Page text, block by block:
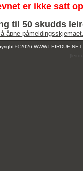
er ikke satt
til 50 skudds
åpne
© 2026